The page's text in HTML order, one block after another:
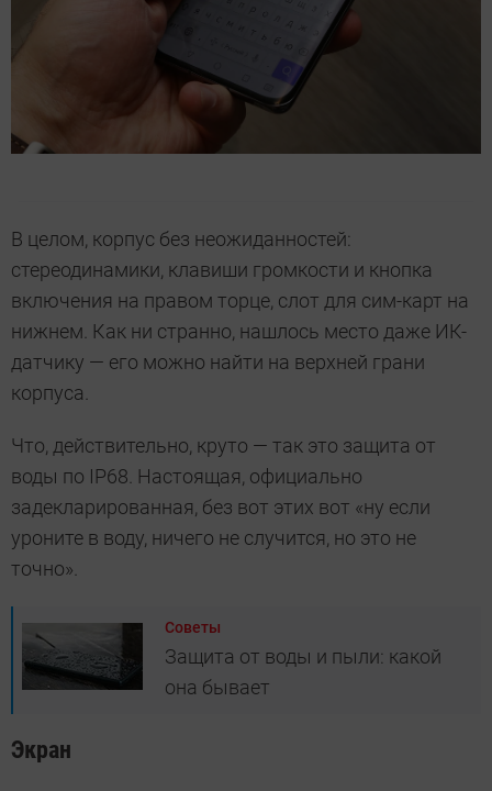
В целом, корпус без неожиданностей:
стереодинамики, клавиши громкости и кнопка
включения на правом торце, слот для сим-карт на
нижнем. Как ни странно, нашлось место даже ИК-
датчику — его можно найти на верхней грани
корпуса.
Что, действительно, круто — так это защита от
воды по IP68. Настоящая, официально
задекларированная, без вот этих вот «ну если
уроните в воду, ничего не случится, но это не
точно».
Советы
Защита от воды и пыли: какой
она бывает
Экран